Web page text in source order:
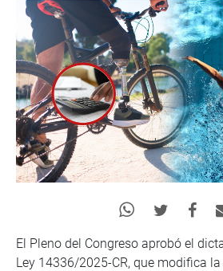
El Pleno del Congreso aprobó el
Ley 14336/2025-CR, que modifica